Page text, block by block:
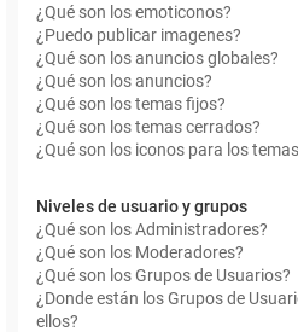
¿Qué son los emoticonos?
¿Puedo publicar imagenes?
¿Qué son los anuncios globales?
¿Qué son los anuncios?
¿Qué son los temas fijos?
¿Qué son los temas cerrados?
¿Qué son los iconos para los
Niveles de usuario y grupos
¿Qué son los Administradores?
¿Qué son los Moderadores?
¿Qué son los Grupos de Usuarios?
¿Donde están los Grupos de
ellos?